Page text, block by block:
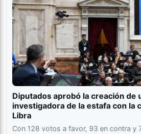
Diputados aprobó la creación de
investigadora de la estafa con la
Libra
Con 128 votos a favor, 93 en contra y